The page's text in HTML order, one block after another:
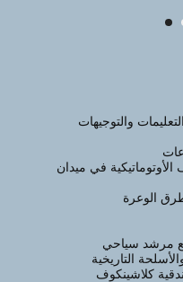
والتوجيهات
الأوتوماتيكية في ميدان
مع مرشد سياحي
التاريخية
كلاشينكوف